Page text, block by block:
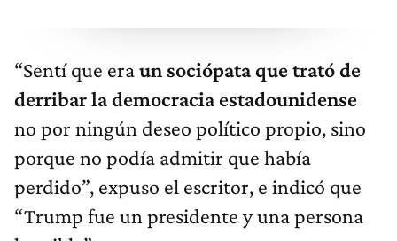
“Sentí que eraun sociópata que trató de
derribar la democracia estadounidense
no por ningún deseo político propio, sino
porque no podía admitir que había
perdido”, expuso el escritor, e indicó que
“Trump fue un presidente y una persona